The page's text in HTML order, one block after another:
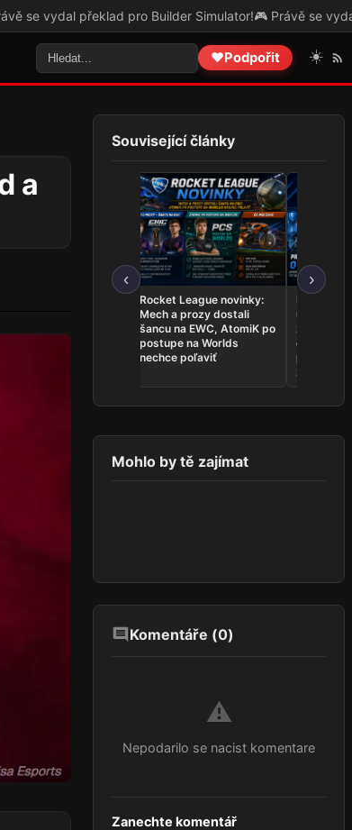
pro Builder Simulator!🎮 Právě se vydal překlad
❤️Podpořit ☀️
a
Související články
‹
sa vracia a
Rocket League novinky:
Mech a prozy dostali
šancu na EWC, AtomiK po
postupe na Worlds
nechce poľaviť
udalosti
zahrá o
ovládli
predstavil
zostavu
›
Mohlo by tě zajímat
Komentáře (0)
⚠️
Nepodarilo se nacist komentare
Zanechte komentář